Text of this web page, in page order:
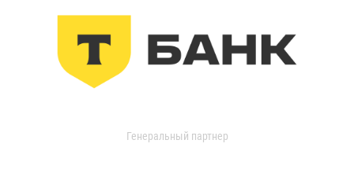
Генеральный партнер